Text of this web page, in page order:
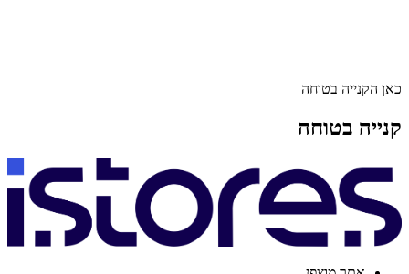
כאן הקנייה בטוחה
קנייה בטוחה